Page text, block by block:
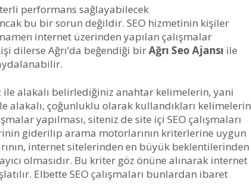
performans sağlayabilecek
bu bir sorun değildir. SEO hizmetinin kişiler
internet üzerinden yapılan çalışmalar
dilerse Ağrı’da beğendiği birAğrı Seo Ajansı ile
ile alakalı belirlediğiniz anahtar kelimelerin, yani
alakalı, çoğunluklu olarak kullandıkları kelimelerin
yapılması, siteniz de site içi SEO çalışmaları
giderilip arama motorlarının kriterlerine uygun
internet sitelerinden en büyük beklentilerinden
olmasıdır. Bu kriter göz önüne alınarak internet
Elbette SEO çalışmaları bunlardan ibaret